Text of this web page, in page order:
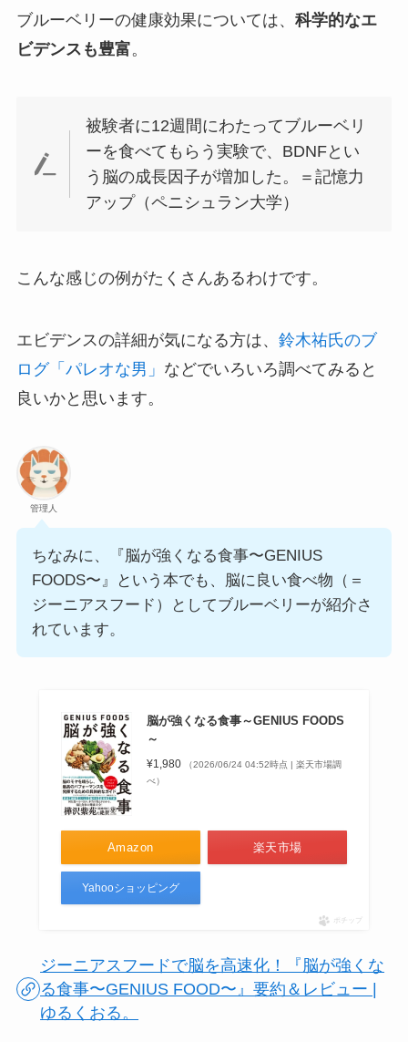
ブルーベリーの健康効果については、 科学的なエ
ビデンスも豊富。
被験者に12週間にわたってブルーベリ
ーを食べてもらう実験で、BDNFとい
う脳の成長因子が増加した。＝記憶力
アップ（ペニシュラン大学）
こんな感じの例がたくさんあるわけです。
エビデンスの詳細が気になる方は、 鈴木祐氏のブ
ログ「パレオな男」 などでいろいろ調べてみると
良いかと思います。
管理人
ちなみに、『脳が強くなる食事〜GENIUS
FOODS〜』という本でも、脳に良い食べ物（＝
ジーニアスフード）としてブルーベリーが紹介さ
れています。
脳が強くなる食事～GENIUS FOODS
～
¥1,980
（2026/06/24 04:52時点 | 楽天市場調
べ）
Amazon 楽天市場
Yahooショッピング
ポチップ
ジーニアスフードで脳を高速化！『脳が強くな
る食事〜GENIUS FOOD〜』要約＆レビュー |
ゆるくおる。